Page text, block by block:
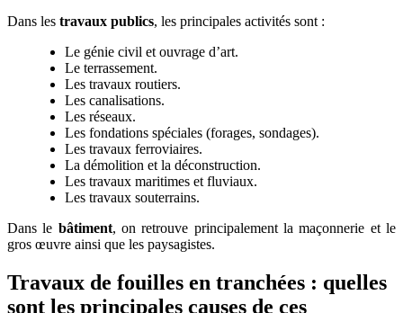
Dans les travaux publics, les principales activités sont :
Le génie civil et ouvrage d’art.
Le terrassement.
Les travaux routiers.
Les canalisations.
Les réseaux.
Les fondations spéciales (forages, sondages).
Les travaux ferroviaires.
La démolition et la déconstruction.
Les travaux maritimes et fluviaux.
Les travaux souterrains.
Dans le bâtiment, on retrouve principalement la maçonnerie et le
gros œuvre ainsi que les paysagistes.
Travaux de fouilles en tranchées : quelles
sont les principales causes de ces